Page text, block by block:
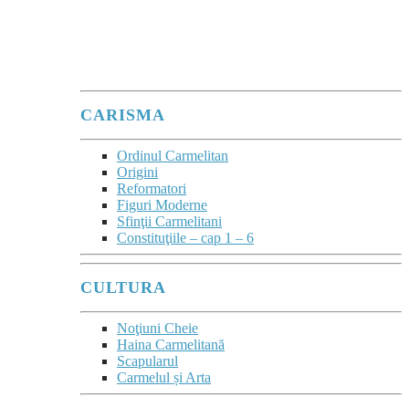
CARISMA
Ordinul Carmelitan
Origini
Reformatori
Figuri Moderne
Sfinţii Carmelitani
Constituţiile – cap 1 – 6
CULTURA
Noţiuni Cheie
Haina Carmelitană
Scapularul
Carmelul și Arta